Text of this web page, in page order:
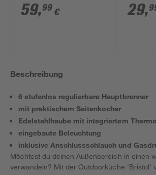
Stück
59,99 €
18 V
29,
Beschreibung
6 stufenlos regulierbare Hauptbrenner
mit praktischem Seitenkocher
Edelstahlhaube mit integriertem
eingebaute Beleuchtung
inklusive Anschlussschlauch und
Möchtest du deinen Außenbereich in einen
verwandeln? Mit der Outdoorküche 'Bristol'